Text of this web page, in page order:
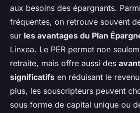
aux besoins des épargnants.
fréquentes, on retrouve souvent
sur les avantages du Plan
Linxea. Le PER permet non
retraite, mais offre aussi des
significatifs en réduisant le
plus, les souscripteurs peuvent
sous forme de capital unique ou